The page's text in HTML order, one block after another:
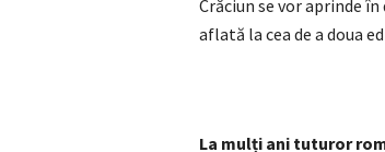
Crăciun se vor aprinde
aflată la cea de a doua
La mulți ani tuturor